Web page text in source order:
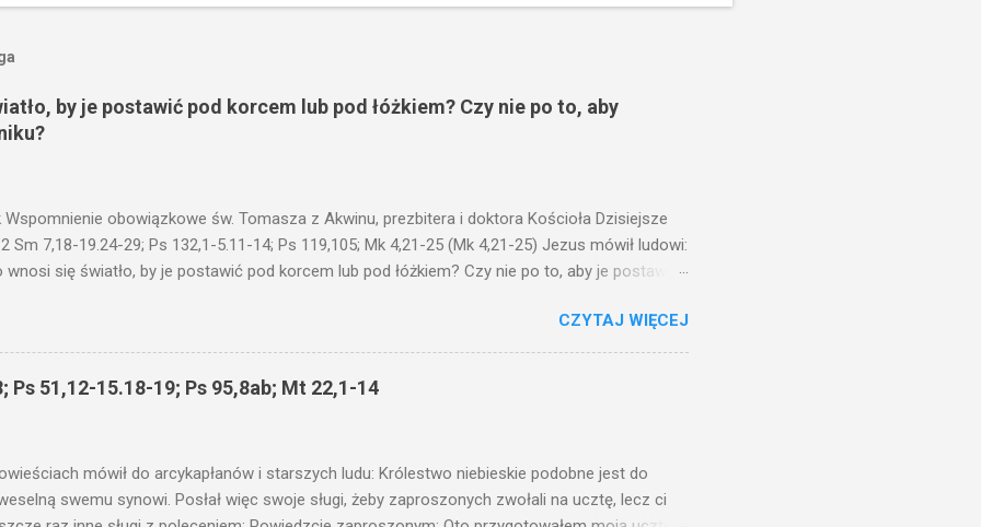
by je postawić pod korcem lub pod łóżkiem? Czy nie po to, aby
Wspomnienie obowiązkowe św. Tomasza z Akwinu, prezbitera i doktora Kościoła Dzisiejsze
Sm 7,18-19.24-29; Ps 132,1-5.11-14; Ps 119,105; Mk 4,21-25 (Mk 4,21-25) Jezus mówił ludowi:
wnosi się światło, by je postawić pod korcem lub pod łóżkiem? Czy nie po to, aby je postawić
I mówił im: Uważajcie na to, czego słuchacie. Taką samą miarą, jaką wy mierzycie,
i jeszcze wam dołożą. Bo kto ma, temu będzie dane; a kto nie ma, pozbawią go i tego, co
fragmencie z Ewangelii Jezus kontynuuje przypowieści.... Czy po to wnosi się światło,
pod korcem lub pod łóżkiem? Czy nie po to, aby je postawić na świeczniku? Nie ma
CZYTAJ WIĘCEJ
Ps 51,12-15.18-19; Ps 95,8ab; Mt 22,1-14
mówił do arcykapłanów i starszych ludu: Królestwo niebieskie podobne jest do
swemu synowi. Posłał więc swoje sługi, żeby zaproszonych zwołali na ucztę, lecz ci